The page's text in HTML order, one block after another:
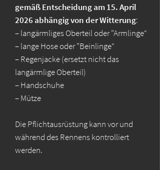
gemäß Entscheidung am 15. April
2026 abhängig von der Witterung:
– langärmliges Oberteil oder "Armlinge“
– lange Hose oder "Beinlinge“
– Regenjacke (ersetzt nicht das
langärmlige Oberteil)
– Handschuhe
– Mütze
Die Pflichtausrüstung kann vor und
während des Rennens kontrolliert
werden.